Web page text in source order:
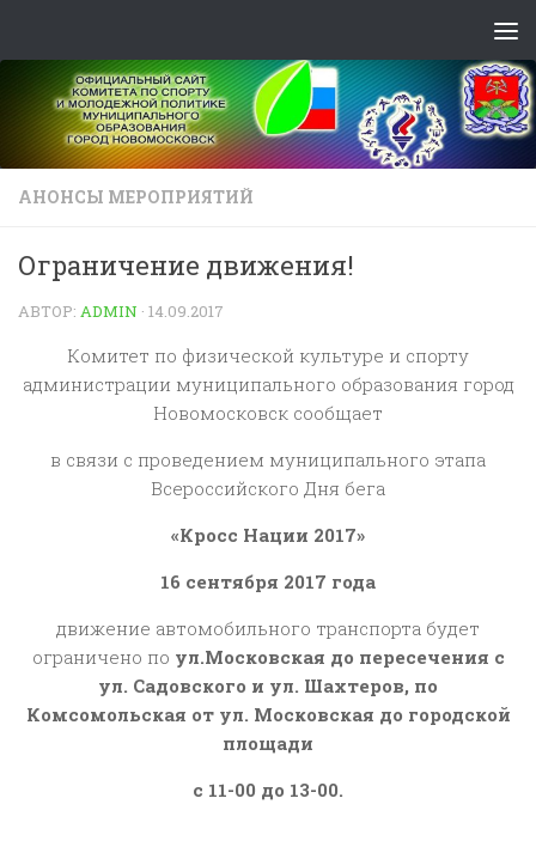
АНОНСЫ МЕРОПРИЯТИЙ
Ограничение движения!
АВТОР: ADMIN · 14.09.2017
Комитет по физической культуре и спорту
администрации муниципального образования город
Новомосковск сообщает
в связи с проведением муниципального этапа
Всероссийского Дня бега
«Кросс Нации 2017»
16 сентября 2017 года
движение автомобильного транспорта будет
ограничено по ул.Московская до пересечения с
ул. Садовского и ул. Шахтеров, по
Комсомольская от ул. Московская до городской
площади
с 11-00 до 13-00.